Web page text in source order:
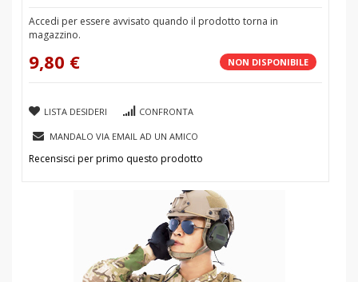
Accedi per essere avvisato quando il prodotto torna in
magazzino.
NON DISPONIBILE
9,80 €
LISTA DESIDERI CONFRONTA
MANDALO VIA EMAIL AD UN AMICO
Recensisci per primo questo prodotto